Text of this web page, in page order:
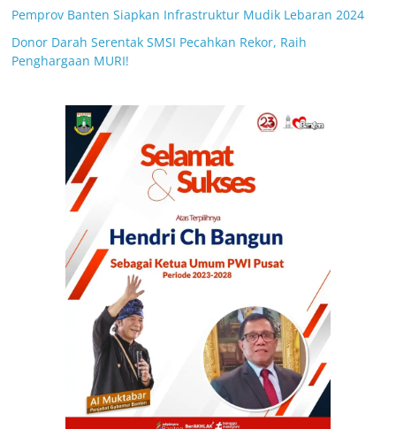
Pemprov Banten Siapkan Infrastruktur Mudik Lebaran 2024
Donor Darah Serentak SMSI Pecahkan Rekor, Raih
Penghargaan MURI!